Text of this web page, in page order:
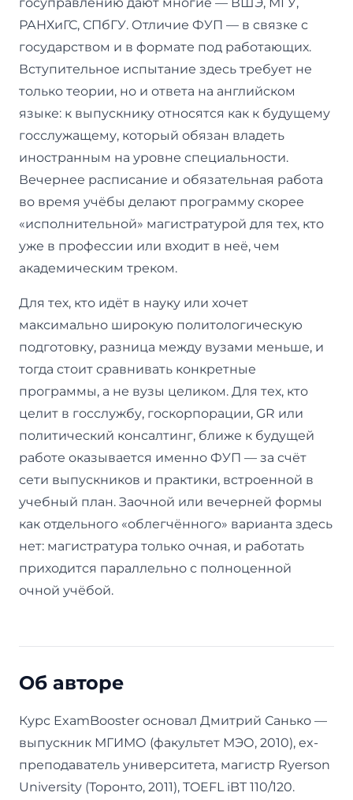
РАНХиГС, СПбГУ. Отличие ФУП — в связке с
государством и в формате под работающих.
Вступительное испытание здесь требует не
только теории, но и ответа на английском
языке: к выпускнику относятся как к будущему
госслужащему, который обязан владеть
иностранным на уровне специальности.
Вечернее расписание и обязательная работа
во время учёбы делают программу скорее
«исполнительной» магистратурой для тех, кто
уже в профессии или входит в неё, чем
академическим треком.
Для тех, кто идёт в науку или хочет
максимально широкую политологическую
подготовку, разница между вузами меньше, и
тогда стоит сравнивать конкретные
программы, а не вузы целиком. Для тех, кто
целит в госслужбу, госкорпорации, GR или
политический консалтинг, ближе к будущей
работе оказывается именно ФУП — за счёт
сети выпускников и практики, встроенной в
учебный план. Заочной или вечерней формы
как отдельного «облегчённого» варианта здесь
нет: магистратура только очная, и работать
приходится параллельно с полноценной
очной учёбой.
Об авторе
Курс ExamBooster основал Дмитрий Санько —
выпускник МГИМО (факультет МЭО, 2010), ex-
преподаватель университета, магистр Ryerson
University (Торонто, 2011), TOEFL iBT 110/120.